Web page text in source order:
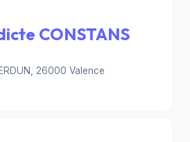
CONSTANS
26000 Valence